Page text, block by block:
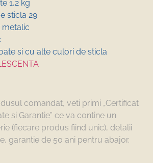
1,2 kg
sticla 29
si cu alte culori de sticla
comandat, veti primi „Certificat
si Garantie” ce va contine un
(fiecare produs fiind unic), detalii
garantie de 50 ani pentru abajor.